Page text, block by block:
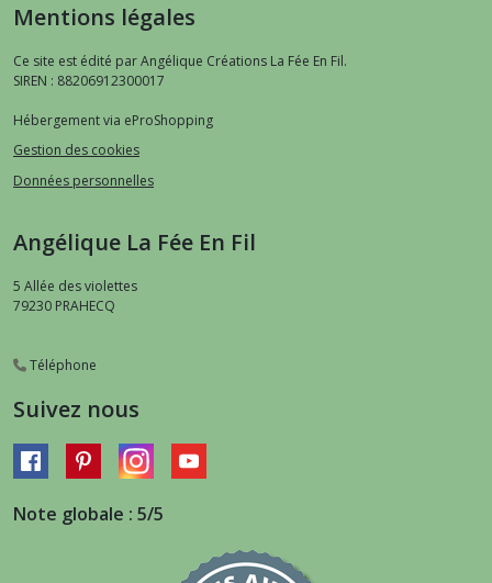
Mentions légales
Ce site est édité par Angélique Créations La Fée En Fil.
SIREN : 88206912300017
Hébergement via eProShopping
Gestion des cookies
Données personnelles
Angélique La Fée En Fil
5 Allée des violettes
79230 PRAHECQ
Téléphone
Suivez nous
Note globale : 5/5